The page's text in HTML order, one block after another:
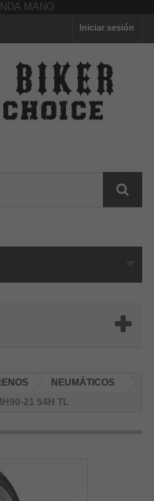
Iniciar sesión
NEUMÁTICOS
21 54H TL